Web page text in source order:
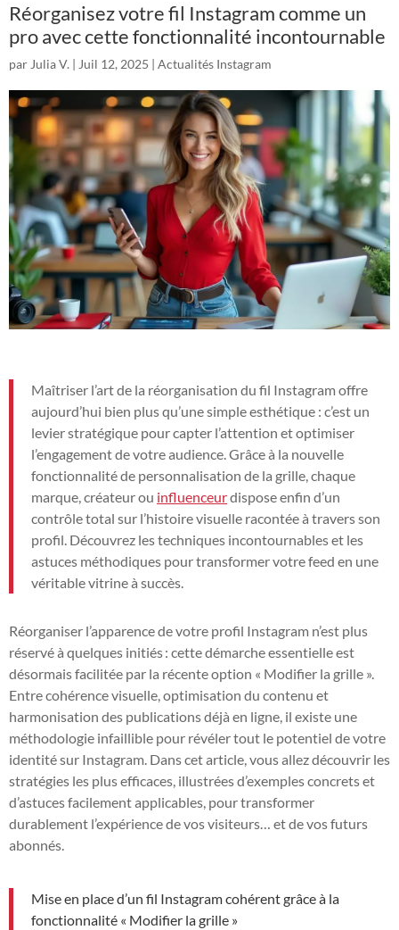
Réorganisez votre fil Instagram comme un
pro avec cette fonctionnalité incontournable
par Julia V. | Juil 12, 2025 | Actualités Instagram
Maîtriser l’art de la réorganisation du fil Instagram offre
aujourd’hui bien plus qu’une simple esthétique : c’est un
levier stratégique pour capter l’attention et optimiser
l’engagement de votre audience. Grâce à la nouvelle
fonctionnalité de personnalisation de la grille, chaque
marque, créateur ou influenceurdispose enfin d’un
contrôle total sur l’histoire visuelle racontée à travers son
profil. Découvrez les techniques incontournables et les
astuces méthodiques pour transformer votre feed en une
véritable vitrine à succès.
Réorganiser l’apparence de votre profil Instagram n’est plus
réservé à quelques initiés : cette démarche essentielle est
désormais facilitée par la récente option « Modifier la grille ».
Entre cohérence visuelle, optimisation du contenu et
harmonisation des publications déjà en ligne, il existe une
méthodologie infaillible pour révéler tout le potentiel de votre
identité sur Instagram. Dans cet article, vous allez découvrir les
stratégies les plus efficaces, illustrées d’exemples concrets et
d’astuces facilement applicables, pour transformer
durablement l’expérience de vos visiteurs… et de vos futurs
abonnés.
Mise en place d’un fil Instagram cohérent grâce à la
fonctionnalité « Modifier la grille »